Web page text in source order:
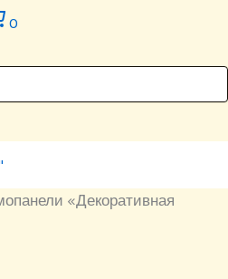
0
«Декоративная